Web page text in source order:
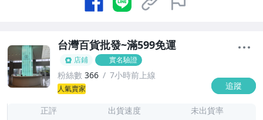
台灣百貨批發~滿599免運
店鋪 實名驗證
粉絲數 366 7小時前上線
人氣賣家 追蹤
正評 出貨速度 未出貨率